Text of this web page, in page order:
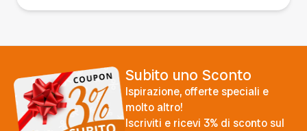
Subito uno Sconto
Ispirazione, offerte speciali e
molto altro!
Iscriviti e ricevi 3% di sconto sul